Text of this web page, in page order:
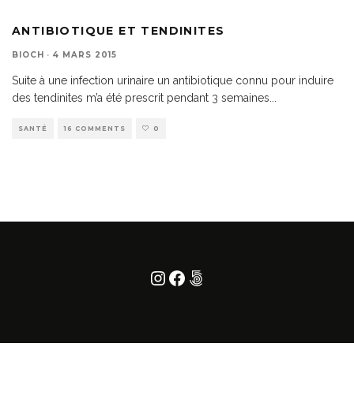
ANTIBIOTIQUE ET TENDINITES
BIOCH · 4 MARS 2015
Suite à une infection urinaire un antibiotique connu pour induire
des tendinites m’a été prescrit pendant 3 semaines
SANTÉ 16 COMMENTS 0
Instagram
Facebook
500px